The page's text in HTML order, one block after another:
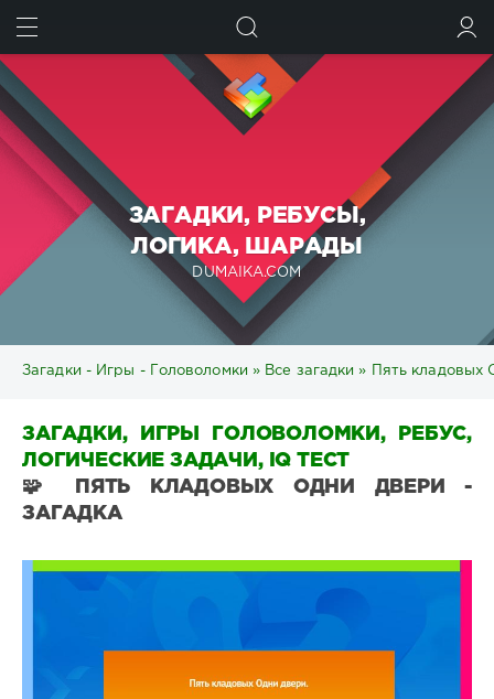
ЗАГАДКИ, РЕБУСЫ,
ЛОГИКА, ШАРАДЫ
DUMAIKA.COM
Загадки - Игры - Головоломки » Все загадки » Пять кладовых
ЗАГАДКИ, ИГРЫ ГОЛОВОЛОМКИ, РЕБУС,
ЛОГИЧЕСКИЕ ЗАДАЧИ, IQ ТЕСТ
🧩 ПЯТЬ КЛАДОВЫХ ОДНИ ДВЕРИ -
ЗАГАДКА